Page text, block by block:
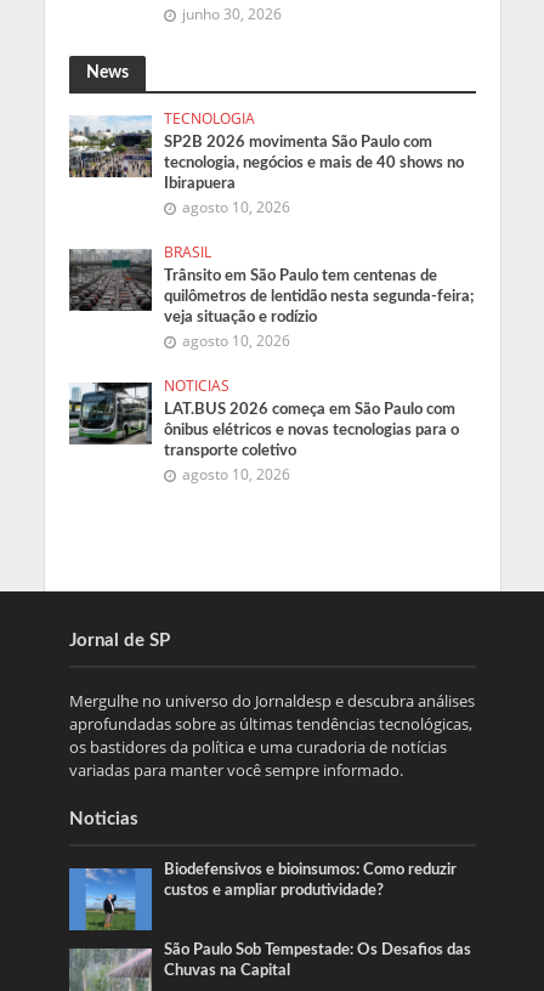
junho 30, 2026
News
TECNOLOGIA
SP2B 2026 movimenta São Paulo com
tecnologia, negócios e mais de 40 shows no
Ibirapuera
agosto 10, 2026
BRASIL
Trânsito em São Paulo tem centenas de
quilômetros de lentidão nesta segunda-feira;
veja situação e rodízio
agosto 10, 2026
NOTICIAS
LAT.BUS 2026 começa em São Paulo com
ônibus elétricos e novas tecnologias para o
transporte coletivo
agosto 10, 2026
Jornal de SP
Mergulhe no universo do Jornaldesp e descubra análises
aprofundadas sobre as últimas tendências tecnológicas,
os bastidores da política e uma curadoria de notícias
variadas para manter você sempre informado.
Noticias
Biodefensivos e bioinsumos: Como reduzir
custos e ampliar produtividade?
São Paulo Sob Tempestade: Os Desafios das
Chuvas na Capital